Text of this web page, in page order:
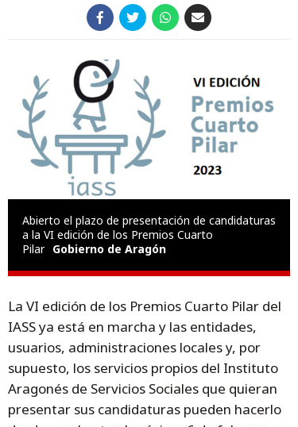
Abierto el plazo de presentación de candidaturas
a la VI edición de los Premios Cuarto
Pilar Gobierno de Aragón
La VI edición de los Premios Cuarto Pilar del
IASS ya está en marcha y las entidades,
usuarios, administraciones locales y, por
supuesto, los servicios propios del Instituto
Aragonés de Servicios Sociales que quieran
presentar sus candidaturas pueden hacerlo